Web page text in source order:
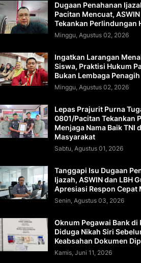
Dugaan Penahanan
Pacitan Mencuat, ASWIN
Tekankan Perlindungan
Minggu, Agustus 02, 2026
Ingatkan Larangan
Siswa, Praktisi Hukum
Bukan Lembaga
Minggu, Agustus 02, 2026
Lepas Prajurit Purna
0801/Pacitan Tekankan
Menjaga Nama Baik TNI
Masyarakat
Sabtu, Agustus 01, 2026
Tanggapi Isu Dugaan
Ijazah, ASWIN dan LBH
Apresiasi Respon Cepat
Senin, Agustus 03, 2026
Oknum Pegawai Bank di
Diduga Nikah Siri
Keabsahan Dokumen
Kamis, Juni 11, 2026